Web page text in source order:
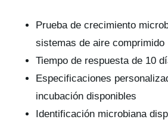
Prueba de crecimiento
sistemas de aire comprimido
Tiempo de respuesta de 10
Especificaciones
incubación disponibles
Identificación microbiana